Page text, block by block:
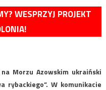
WESPRZYJ PROJEKT
Morzu Azowskim ukraiński
rybackiego”. W komunikacie